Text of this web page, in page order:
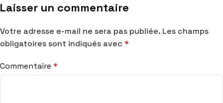
Laisser un commentaire
Votre adresse e-mail ne sera pas publiée. Les champs
obligatoires sont indiqués avec *
Commentaire *